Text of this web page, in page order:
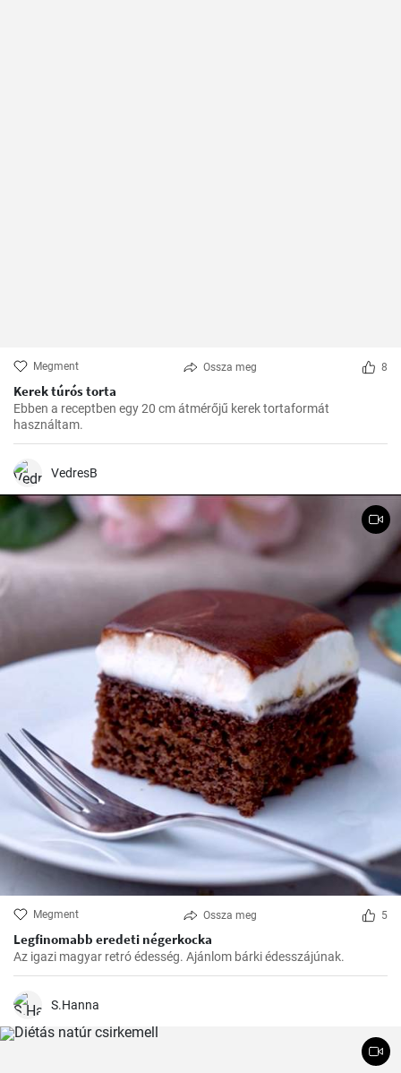
Megment Ossza meg 8
Kerek túrós torta
Ebben a receptben egy 20 cm átmérőjű kerek tortaformát
használtam.
VedresB
Megment Ossza meg 5
Legfinomabb eredeti négerkocka
Az igazi magyar retró édesség. Ajánlom bárki édesszájúnak.
S.Hanna